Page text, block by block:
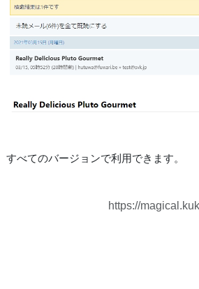
すべてのバージョンで利用できます。
https://